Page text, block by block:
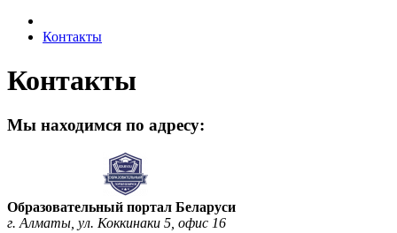
Контакты
Контакты
Мы находимся по адресу:
Образовательный портал Беларуси
г. Алматы, ул. Коккинаки 5, офис 16